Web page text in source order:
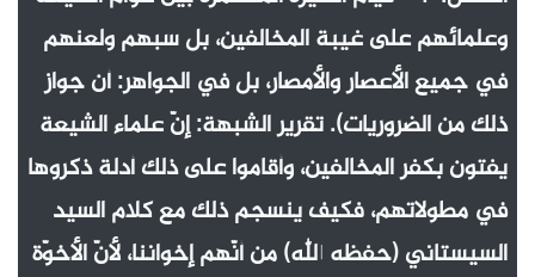
وعلمائهم على غيبة المخالفين، بل سبهم ولعنهم
في جميع الأعصار والأمصار، بل في الجواهر: أن جواز
ذلك من الضروريات). تقرير الشبهة: إنّ علماء الشيعة
يفتون بكفر المخالفين، وأقاموا على ذلك أدلة ذكروها
في مطولاتهم، فكيف ينسجم ذلك مع كلام السيد
السيستاني (حفظه الله) من أنّهم إخواننا، لأنّ الأخوّة